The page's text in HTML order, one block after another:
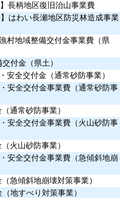
長柄地区復旧治山事業費
はわい長瀬地区防災林造成事業
村地域整備交付金事業費（県
付金（県土）
安全交付金（通常砂防事業）
安全交付金事業費（通常砂防事
通常砂防事業）
安全交付金事業費（火山砂防事
火山砂防事業）
安全交付金事業費（急傾斜地崩
急傾斜地崩壊対策事業）
地すべり対策事業）